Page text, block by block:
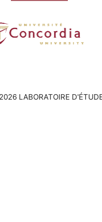
LABORATOIRE